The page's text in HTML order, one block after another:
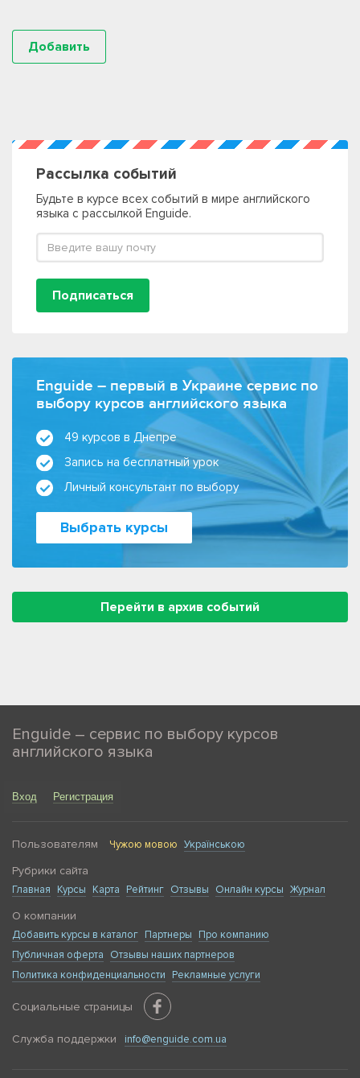
Рассылка событий
Будьте в курсе всех событий в мире английского
языка с рассылкой Enguide.
Подписаться
Enguide – первый в Украине сервис по
выбору курсов английского языка
49 курсов в Днепре
Запись на бесплатный урок
Личный консультант по выбору
Выбрать курсы
Перейти в архив событий
Enguide – сервис по выбору курсов
английского языка
Вход Регистрация
Пользователям Чужою мовою Українською
Рубрики сайта
Главная Курсы Карта Рейтинг Отзывы Онлайн курсы Журнал
О компании
Добавить курсы в каталог Партнеры
Про компанию
Публичная оферта
Отзывы наших партнеров
Политика конфиденциальности
Рекламные услуги
Социальные страницы
Служба поддержки info@enguide.com.ua